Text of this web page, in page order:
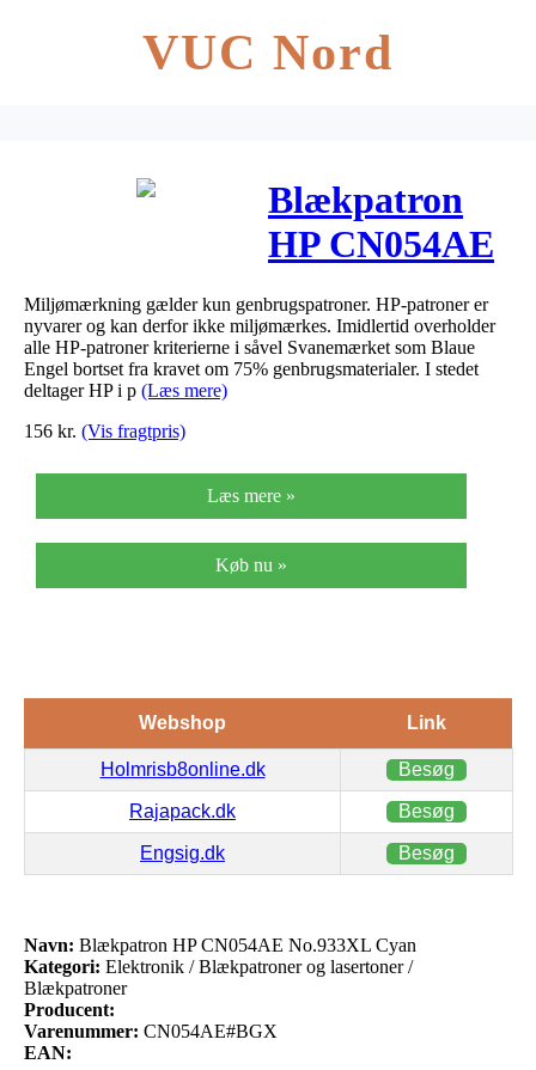
VUC Nord
Blækpatron
HP CN054AE
No.933XL
Cyan
Miljømærkning gælder kun genbrugspatroner. HP-patroner er
nyvarer og kan derfor ikke miljømærkes. Imidlertid overholder
alle HP-patroner kriterierne i såvel Svanemærket som Blaue
Engel bortset fra kravet om 75% genbrugsmaterialer. I stedet
deltager HP i p (Læs mere)
156 kr. (Vis fragtpris)
Læs mere »
Køb nu »
Webshop Link
Holmrisb8online.dk Besøg
Rajapack.dk Besøg
Engsig.dk Besøg
Navn: Blækpatron HP CN054AE No.933XL Cyan
Kategori: Elektronik / Blækpatroner og lasertoner /
Blækpatroner
Producent:
Varenummer: CN054AE#BGX
EAN: